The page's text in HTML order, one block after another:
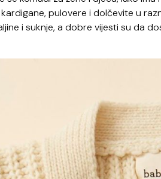
pulovere i dolčevite u
i suknje, a dobre vijesti su da